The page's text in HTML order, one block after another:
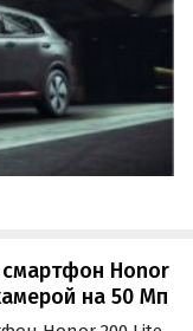
Honor
на 50 Мп